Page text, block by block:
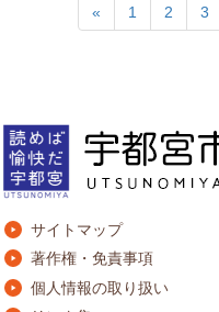
« 1 2 3
サイトマップ
著作権・免責事項
個人情報の取り扱い